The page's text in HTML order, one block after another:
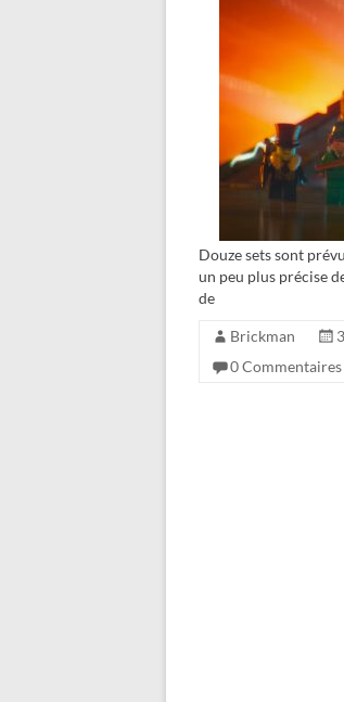
Douze sets sont
un peu plus précise
de
Brickman
0 Commentaires